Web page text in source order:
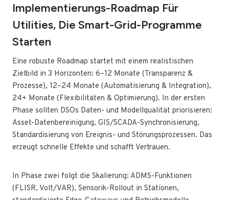
Implementierungs-Roadmap Für
Utilities, Die Smart-Grid-Programme
Starten
Eine robuste Roadmap startet mit einem realistischen
Zielbild in 3 Horizonten: 6–12 Monate (Transparenz &
Prozesse), 12–24 Monate (Automatisierung & Integration),
24+ Monate (Flexibilitäten & Optimierung). In der ersten
Phase sollten DSOs Daten- und Modellqualität priorisieren:
Asset-Datenbereinigung, GIS/SCADA-Synchronisierung,
Standardisierung von Ereignis- und Störungsprozessen. Das
erzeugt schnelle Effekte und schafft Vertrauen.
In Phase zwei folgt die Skalierung: ADMS-Funktionen
(FLISR, Volt/VAR), Sensorik-Rollout in Stationen,